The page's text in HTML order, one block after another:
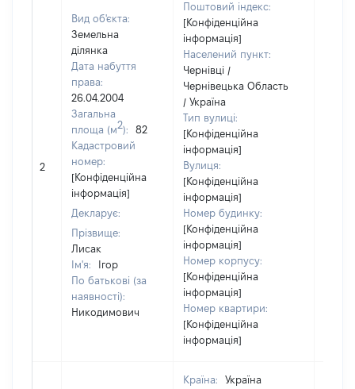
2
Вид об'єкта:
Земельна
ділянка
Дата набуття
права:
26.04.2004
Загальна
площа (м2):
82
Кадастровий
номер:
[Конфіденційна
інформація]
Декларує:
Прізвище:
Лисак
Ім'я:
Ігор
По батькові (за
наявності):
Никодимович
Поштовий індекс:
[Конфіденційна
інформація]
Населений пункт:
Чернівці /
Чернівецька Область
/ Україна
Тип вулиці:
[Конфіденційна
інформація]
Вулиця:
[Конфіденційна
інформація]
Номер будинку:
[Конфіденційна
інформація]
Номер корпусу:
[Конфіденційна
інформація]
Номер квартири:
[Конфіденційна
інформація]
Країна:
Україна